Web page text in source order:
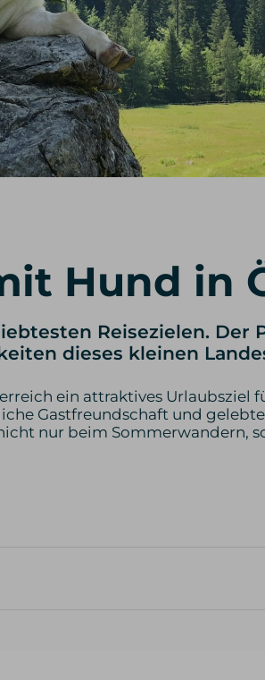
Hund in
Reisezielen. Der
dieses kleinen
ein attraktives Urlaubsziel
Gastfreundschaft und
nur beim Sommerwandern,